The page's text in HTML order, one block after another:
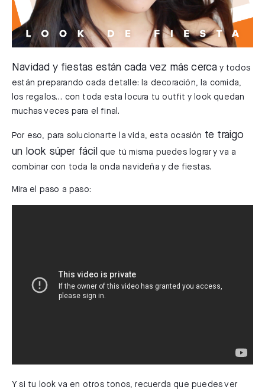
Navidad y fiestas están cada vez más cerca y todos
están preparando cada detalle: la decoración, la comida,
los regalos… con toda esta locura tu outfit y look quedan
muchas veces para el final.
Por eso, para solucionarte la vida, esta ocasión te traigo
un look súper fácil que tú misma puedes lograr y va a
combinar con toda la onda navideña y de fiestas.
Mira el paso a paso:
Y si tu look va en otros tonos, recuerda que puedes ver